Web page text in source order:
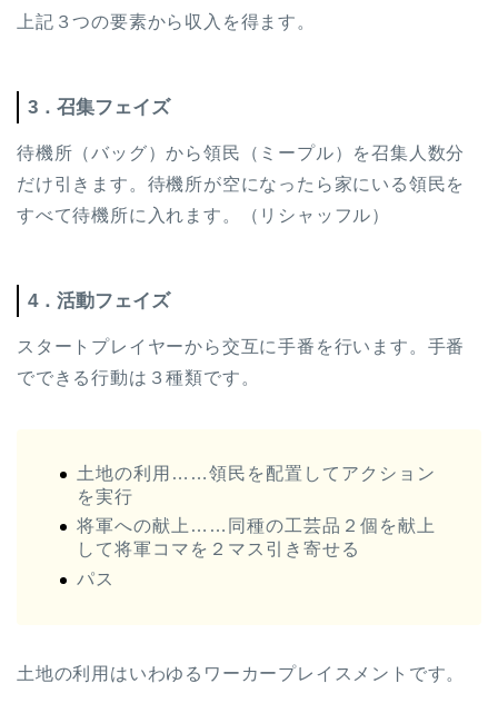
上記３つの要素から収入を得ます。
3．召集フェイズ
待機所（バッグ）から領民（ミープル）を召集人数分
だけ引きます。待機所が空になったら家にいる領民を
すべて待機所に入れます。（リシャッフル）
4．活動フェイズ
スタートプレイヤーから交互に手番を行います。手番
でできる行動は３種類です。
土地の利用……領民を配置してアクション
を実行
将軍への献上……同種の工芸品２個を献上
して将軍コマを２マス引き寄せる
パス
土地の利用はいわゆるワーカープレイスメントです。